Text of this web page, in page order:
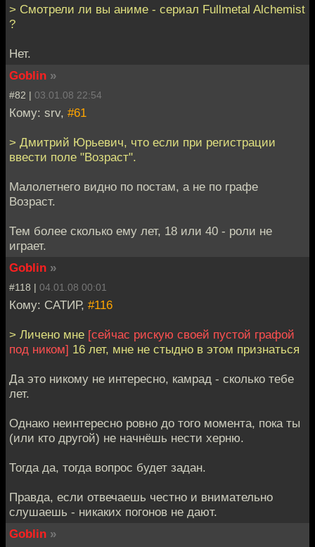
> Смотрели ли вы аниме - сериал Fullmetal Alchemist
?
Нет.
Goblin »
#82 | 03.01.08 22:54
Кому: srv, #61
> Дмитрий Юрьевич, что если при регистрации
ввести поле "Возраст".
Малолетнего видно по постам, а не по графе
Возраст.
Тем более сколько ему лет, 18 или 40 - роли не
играет.
Goblin »
#118 | 04.01.08 00:01
Кому: САТИР, #116
> Личено мне [сейчас рискую своей пустой графой
под ником] 16 лет, мне не стыдно в этом признаться
Да это никому не интересно, камрад - сколько тебе
лет.
Однако неинтересно ровно до того момента, пока ты
(или кто другой) не начнёшь нести херню.
Тогда да, тогда вопрос будет задан.
Правда, если отвечаешь честно и внимательно
слушаешь - никаких погонов не дают.
Goblin »